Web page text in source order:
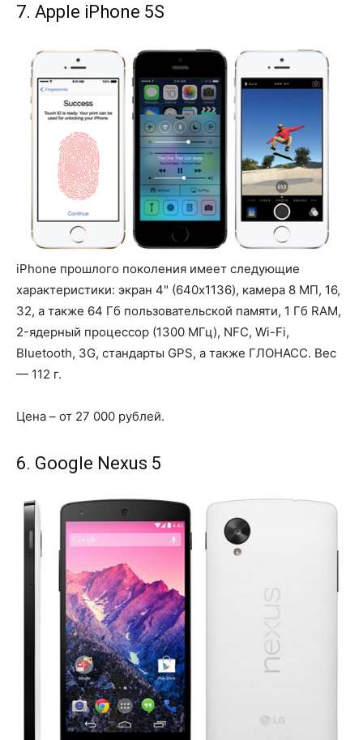
7. Apple iPhone 5S
iPhone прошлого поколения имеет следующие
характеристики: экран 4" (640x1136), камера 8 МП, 16,
32, а также 64 Гб пользовательской памяти, 1 Гб RAM,
2-ядерный процессор (1300 МГц), NFC, Wi-Fi,
Bluetooth, 3G, стандарты GPS, а также ГЛОНАСС. Вес
— 112 г.
Цена – от 27 000 рублей.
6. Google Nexus 5